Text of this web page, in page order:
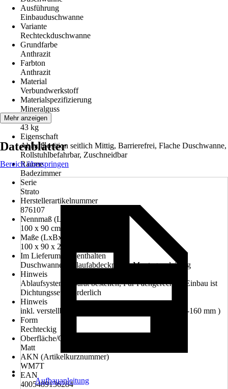
Ausführung
Einbauduschwanne
Variante
Rechteckduschwanne
Grundfarbe
Anthrazit
Farbton
Anthrazit
Material
Verbundwerkstoff
Materialspezifizierung
Mineralguss
Gewicht
43 kg
Eigenschaft
Ablaufposition seitlich Mittig, Barrierefrei, Flache Duschwanne,
Rollstuhlbefahrbar, Zuschneidbar
Räume
Badezimmer
Serie
Strato
Herstellerartikelnummer
876107
Nennmaß (LxB)
100 x 90 cm
Maße (LxBxH)
100 x 90 x 2.4 cm
Im Lieferumfang enthalten
Duschwanne, Ablaufabdeckplatte, Montageanleitung
Hinweis
Ablaufsystem separat bestellen, Für Fachgerechten Einbau ist
Dichtungsset erforderlich
Hinweis
inkl. verstellbarer Aufstellfüße ( Verstellbereich: 110-160 mm )
Form
Rechteckig
Oberfläche/Oberflächenbehandlung
Matt
AKN (Artikelkurznummer)
WM7T
EAN
4005489136284
Mehr anzeigen
Datenblätter
Bereich überspringen
Aufbauanleitung